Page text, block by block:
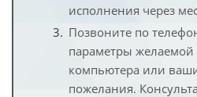
исполнения через
Позвоните по
параметры
компьютера или
пожелания.